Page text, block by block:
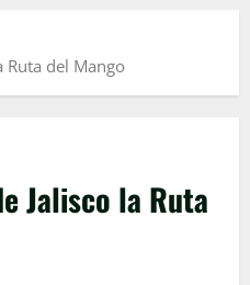
Ruta del Mango
Jalisco la Ruta